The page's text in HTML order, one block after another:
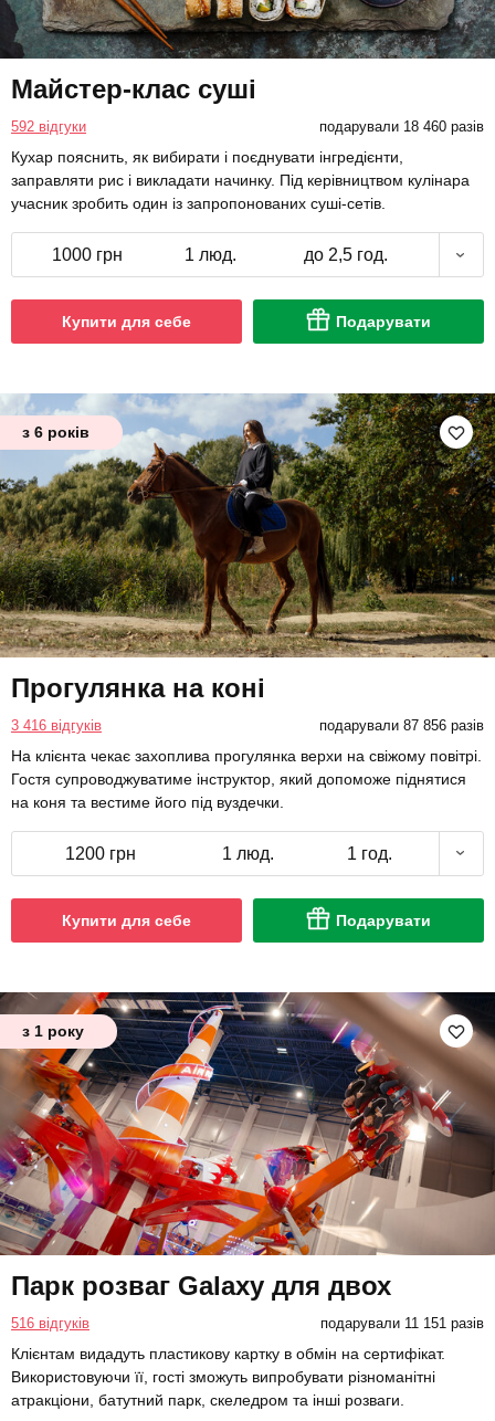
Майстер-клас суші
592 відгуки подарували 18 460 разів
Кухар пояснить, як вибирати і поєднувати інгредієнти,
заправляти рис і викладати начинку. Під керівництвом кулінара
учасник зробить один із запропонованих суші-сетів.
1000 грн 1 люд. до 2,5 год.
Купити для себе Подарувати
з 6 років
Прогулянка на коні
3 416 відгуків подарували 87 856 разів
На клієнта чекає захоплива прогулянка верхи на свіжому повітрі.
Гостя супроводжуватиме інструктор, який допоможе піднятися
на коня та вестиме його під вуздечки.
1200 грн 1 люд. 1 год.
Купити для себе Подарувати
з 1 року
Парк розваг Galaxy для двох
516 відгуків подарували 11 151 разів
Клієнтам видадуть пластикову картку в обмін на сертифікат.
Використовуючи її, гості зможуть випробувати різноманітні
атракціони, батутний парк, скеледром та інші розваги.